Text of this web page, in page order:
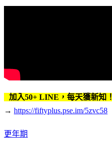
加入50+ LINE，每天獲新知！
→ https://fiftyplus.pse.im/5zvc58
更年期